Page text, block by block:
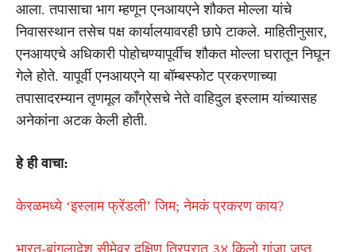
आला. तपासाचा भाग म्हणून एनआयएने शौकत मोल्ला यांचे
निवासस्थान तसेच पक्ष कार्यालयावरही छापे टाकले. माहितीनुसार,
एनआयएचे अधिकारी पोहोचण्यापूर्वीच शौकत मोल्ला घरातून निघून
गेले होते. यापूर्वी एनआयएने या बॉम्बस्फोट प्रकरणाच्या
तपासादरम्यान तृणमूल काँग्रेसचे नेते वाहिदुल इस्लाम यांच्यासह
अनेकांना अटक केली होती.
हे ही वाचा:
केरळमध्ये ‘इस्लाम फ्रेंडली’ जिम; नेमकं प्रकरण काय?
भारत-बांगलादेश सीमेवर दक्षिण त्रिपुरात ३४ किलो गांजा जप्त